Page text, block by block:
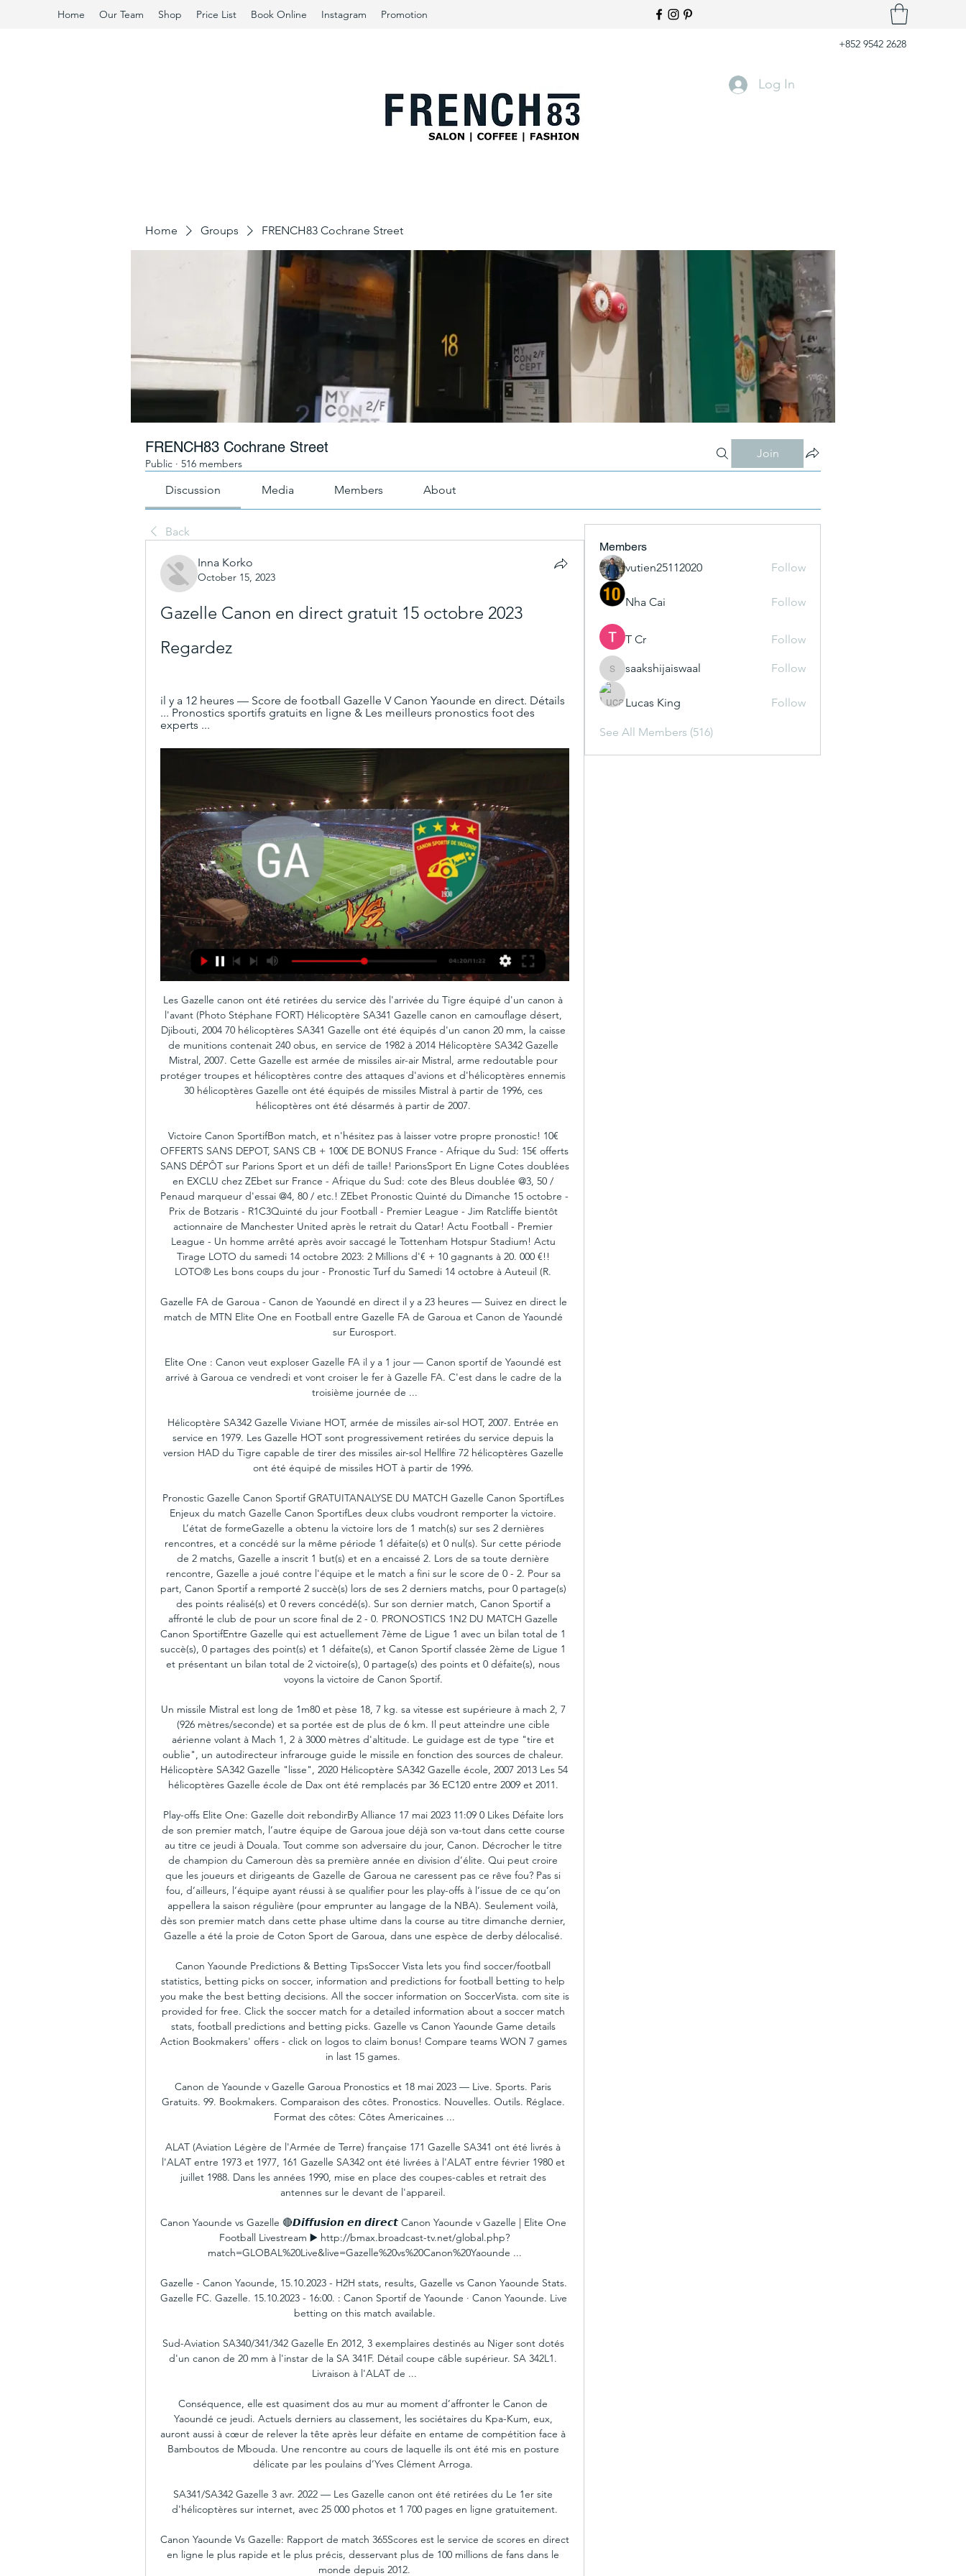
Home Our Team Shop Price List Book Online Instagram Promotion
+852 9542 2628
Log In
Home Groups FRENCH83 Cochrane Street
FRENCH83 Cochrane Street
Public · 516 members
Join
Discussion Media Members About
Back
Inna Korko
October 15, 2023
Gazelle Canon en direct gratuit 15 octobre 2023
Regardez
il y a 12 heures — Score de football Gazelle V Canon Yaounde en direct. Détails
... Pronostics sportifs gratuits en ligne & Les meilleurs pronostics foot des
experts ...
Les Gazelle canon ont été retirées du service dès l'arrivée du Tigre équipé d'un canon à
l'avant (Photo Stéphane FORT) Hélicoptère SA341 Gazelle canon en camouflage désert,
Djibouti, 2004 70 hélicoptères SA341 Gazelle ont été équipés d'un canon 20 mm, la caisse
de munitions contenait 240 obus, en service de 1982 à 2014 Hélicoptère SA342 Gazelle
Mistral, 2007. Cette Gazelle est armée de missiles air-air Mistral, arme redoutable pour
protéger troupes et hélicoptères contre des attaques d'avions et d'hélicoptères ennemis
30 hélicoptères Gazelle ont été équipés de missiles Mistral à partir de 1996, ces
hélicoptères ont été désarmés à partir de 2007.
Victoire Canon SportifBon match, et n'hésitez pas à laisser votre propre pronostic! 10€
OFFERTS SANS DEPOT, SANS CB + 100€ DE BONUS France - Afrique du Sud: 15€ offerts
SANS DÉPÔT sur Parions Sport et un défi de taille! ParionsSport En Ligne Cotes doublées
en EXCLU chez ZEbet sur France - Afrique du Sud: cote des Bleus doublée @3, 50 /
Penaud marqueur d'essai @4, 80 / etc.! ZEbet Pronostic Quinté du Dimanche 15 octobre -
Prix de Botzaris - R1C3Quinté du jour Football - Premier League - Jim Ratcliffe bientôt
actionnaire de Manchester United après le retrait du Qatar! Actu Football - Premier
League - Un homme arrêté après avoir saccagé le Tottenham Hotspur Stadium! Actu
Tirage LOTO du samedi 14 octobre 2023: 2 Millions d'€ + 10 gagnants à 20. 000 €!!
LOTO® Les bons coups du jour - Pronostic Turf du Samedi 14 octobre à Auteuil (R.
Gazelle FA de Garoua - Canon de Yaoundé en direct il y a 23 heures — Suivez en direct le
match de MTN Elite One en Football entre Gazelle FA de Garoua et Canon de Yaoundé
sur Eurosport.
Elite One : Canon veut exploser Gazelle FA il y a 1 jour — Canon sportif de Yaoundé est
arrivé à Garoua ce vendredi et vont croiser le fer à Gazelle FA. C'est dans le cadre de la
troisième journée de ...
Hélicoptère SA342 Gazelle Viviane HOT, armée de missiles air-sol HOT, 2007. Entrée en
service en 1979. Les Gazelle HOT sont progressivement retirées du service depuis la
version HAD du Tigre capable de tirer des missiles air-sol Hellfire 72 hélicoptères Gazelle
ont été équipé de missiles HOT à partir de 1996.
Pronostic Gazelle Canon Sportif GRATUITANALYSE DU MATCH Gazelle Canon SportifLes
Enjeux du match Gazelle Canon SportifLes deux clubs voudront remporter la victoire.
L’état de formeGazelle a obtenu la victoire lors de 1 match(s) sur ses 2 dernières
rencontres, et a concédé sur la même période 1 défaite(s) et 0 nul(s). Sur cette période
de 2 matchs, Gazelle a inscrit 1 but(s) et en a encaissé 2. Lors de sa toute dernière
rencontre, Gazelle a joué contre l'équipe et le match a fini sur le score de 0 - 2. Pour sa
part, Canon Sportif a remporté 2 succè(s) lors de ses 2 derniers matchs, pour 0 partage(s)
des points réalisé(s) et 0 revers concédé(s). Sur son dernier match, Canon Sportif a
affronté le club de pour un score final de 2 - 0. PRONOSTICS 1N2 DU MATCH Gazelle
Canon SportifEntre Gazelle qui est actuellement 7ème de Ligue 1 avec un bilan total de 1
succè(s), 0 partages des point(s) et 1 défaite(s), et Canon Sportif classée 2ème de Ligue 1
et présentant un bilan total de 2 victoire(s), 0 partage(s) des points et 0 défaite(s), nous
voyons la victoire de Canon Sportif.
Un missile Mistral est long de 1m80 et pèse 18, 7 kg. sa vitesse est supérieure à mach 2, 7
(926 mètres/seconde) et sa portée est de plus de 6 km. Il peut atteindre une cible
aérienne volant à Mach 1, 2 à 3000 mètres d'altitude. Le guidage est de type "tire et
oublie", un autodirecteur infrarouge guide le missile en fonction des sources de chaleur.
Hélicoptère SA342 Gazelle "lisse", 2020 Hélicoptère SA342 Gazelle école, 2007 2013 Les 54
hélicoptères Gazelle école de Dax ont été remplacés par 36 EC120 entre 2009 et 2011.
Play-offs Elite One: Gazelle doit rebondirBy Alliance 17 mai 2023 11:09 0 Likes Défaite lors
de son premier match, l’autre équipe de Garoua joue déjà son va-tout dans cette course
au titre ce jeudi à Douala. Tout comme son adversaire du jour, Canon. Décrocher le titre
de champion du Cameroun dès sa première année en division d’élite. Qui peut croire
que les joueurs et dirigeants de Gazelle de Garoua ne caressent pas ce rêve fou? Pas si
fou, d’ailleurs, l’équipe ayant réussi à se qualifier pour les play-offs à l’issue de ce qu’on
appellera la saison régulière (pour emprunter au langage de la NBA). Seulement voilà,
dès son premier match dans cette phase ultime dans la course au titre dimanche dernier,
Gazelle a été la proie de Coton Sport de Garoua, dans une espèce de derby délocalisé.
Canon Yaounde Predictions & Betting TipsSoccer Vista lets you find soccer/football
statistics, betting picks on soccer, information and predictions for football betting to help
you make the best betting decisions. All the soccer information on SoccerVista. com site is
provided for free. Click the soccer match for a detailed information about a soccer match
stats, football predictions and betting picks. Gazelle vs Canon Yaounde Game details
Action Bookmakers' offers - click on logos to claim bonus! Compare teams WON 7 games
in last 15 games.
Canon de Yaounde v Gazelle Garoua Pronostics et 18 mai 2023 — Live. Sports. Paris
Gratuits. 99. Bookmakers. Comparaison des côtes. Pronostics. Nouvelles. Outils. Réglace.
Format des côtes: Côtes Americaines ...
ALAT (Aviation Légère de l'Armée de Terre) française 171 Gazelle SA341 ont été livrés à
l'ALAT entre 1973 et 1977, 161 Gazelle SA342 ont été livrées à l'ALAT entre février 1980 et
juillet 1988. Dans les années 1990, mise en place des coupes-cables et retrait des
antennes sur le devant de l'appareil.
Canon Yaounde vs Gazelle 🔴𝘿𝙞𝙛𝙛𝙪𝙨𝙞𝙤𝙣 𝙚𝙣 𝙙𝙞𝙧𝙚𝙘𝙩 Canon Yaounde v Gazelle | Elite One
Football Livestream ▶️ http://bmax.broadcast-tv.net/global.php?
match=GLOBAL%20Live&live=Gazelle%20vs%20Canon%20Yaounde ...
Gazelle - Canon Yaounde, 15.10.2023 - H2H stats, results, Gazelle vs Canon Yaounde Stats.
Gazelle FC. Gazelle. 15.10.2023 - 16:00. : Canon Sportif de Yaounde · Canon Yaounde. Live
betting on this match available.
Sud-Aviation SA340/341/342 Gazelle En 2012, 3 exemplaires destinés au Niger sont dotés
d'un canon de 20 mm à l'instar de la SA 341F. Détail coupe câble supérieur. SA 342L1.
Livraison à l'ALAT de ...
Conséquence, elle est quasiment dos au mur au moment d’affronter le Canon de
Yaoundé ce jeudi. Actuels derniers au classement, les sociétaires du Kpa-Kum, eux,
auront aussi à cœur de relever la tête après leur défaite en entame de compétition face à
Bamboutos de Mbouda. Une rencontre au cours de laquelle ils ont été mis en posture
délicate par les poulains d’Yves Clément Arroga.
SA341/SA342 Gazelle 3 avr. 2022 — Les Gazelle canon ont été retirées du Le 1er site
d'hélicoptères sur internet, avec 25 000 photos et 1 700 pages en ligne gratuitement.
Canon Yaounde Vs Gazelle: Rapport de match 365Scores est le service de scores en direct
en ligne le plus rapide et le plus précis, desservant plus de 100 millions de fans dans le
monde depuis 2012.
Members
vutien25112020
Follow
Nha Cai Follow
T Cr Follow
saakshijaiswaal
saakshijaiswaal Follow
Lucas King Follow
See All Members (516)